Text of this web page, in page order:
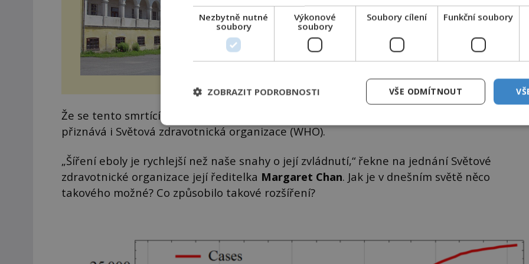
Zajímavé články najdete také na epochalnisvet.cz
Že se tento smrtící virus šíří rekordně rychle, jako ještě nikdy v historii, v tu chvíli
přiznává i Světová zdravotnická organizace (WHO).
„Šíření eboly je rychlejší než naše snahy o její zvládnutí,“ řekne na jednání Světové
zdravotnické organizace její ředitelka Margaret Chan. Jak je v dnešním světě něco
takového možné? Co způsobilo takové rozšíření?
Nezbytně nutné
soubory
Výkonové
soubory
Soubory cílení Funkční soubory
VŠE ODMÍTNOUT
ZOBRAZIT PODROBNOSTI